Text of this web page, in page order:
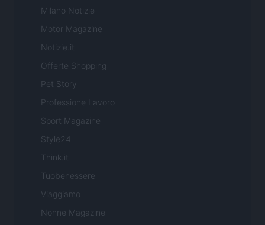
Milano Notizie
Motor Magazine
Notizie.it
Offerte Shopping
Pet Story
Professione Lavoro
Sport Magazine
Style24
Think.it
Tuobenessere
Viaggiamo
Nonne Magazine